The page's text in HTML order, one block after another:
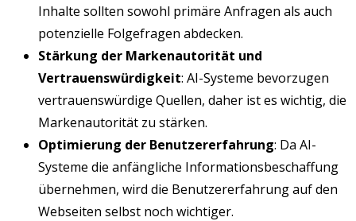
Inhalte sollten sowohl primäre Anfragen als auch
potenzielle Folgefragen abdecken.
Stärkung der Markenautorität und
Vertrauenswürdigkeit: AI-Systeme bevorzugen
vertrauenswürdige Quellen, daher ist es wichtig, die
Markenautorität zu stärken.
Optimierung der Benutzererfahrung: Da AI-
Systeme die anfängliche Informationsbeschaffung
übernehmen, wird die Benutzererfahrung auf den
Webseiten selbst noch wichtiger.